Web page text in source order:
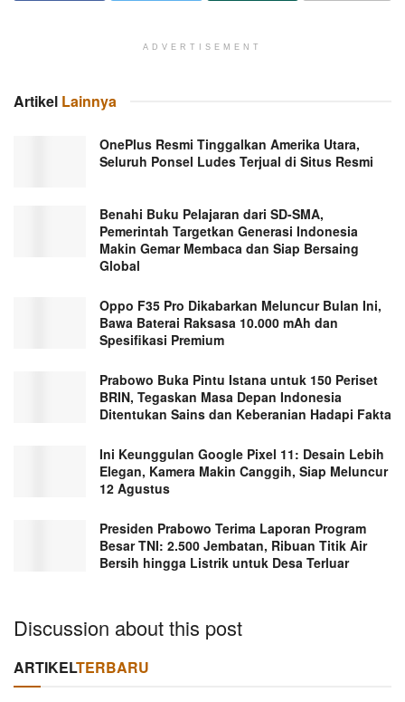
ADVERTISEMENT
Artikel Lainnya
OnePlus Resmi Tinggalkan Amerika Utara,
Seluruh Ponsel Ludes Terjual di Situs Resmi
Benahi Buku Pelajaran dari SD-SMA,
Pemerintah Targetkan Generasi Indonesia
Makin Gemar Membaca dan Siap Bersaing
Global
Oppo F35 Pro Dikabarkan Meluncur Bulan Ini,
Bawa Baterai Raksasa 10.000 mAh dan
Spesifikasi Premium
Prabowo Buka Pintu Istana untuk 150 Periset
BRIN, Tegaskan Masa Depan Indonesia
Ditentukan Sains dan Keberanian Hadapi Fakta
Ini Keunggulan Google Pixel 11: Desain Lebih
Elegan, Kamera Makin Canggih, Siap Meluncur
12 Agustus
Presiden Prabowo Terima Laporan Program
Besar TNI: 2.500 Jembatan, Ribuan Titik Air
Bersih hingga Listrik untuk Desa Terluar
Discussion about this post
ARTIKELTERBARU